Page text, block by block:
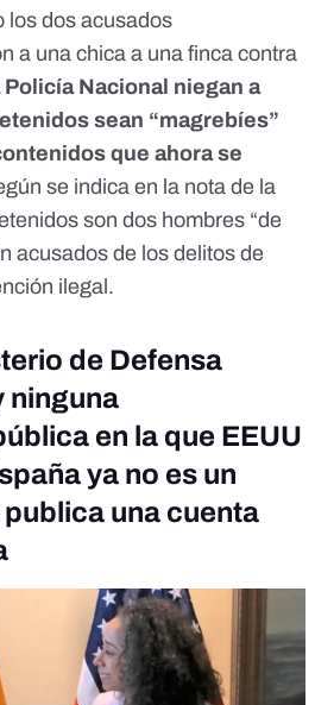
los dos acusados
a una chica a una finca contra
Policía Nacional niegan a
sean “magrebíes”
que ahora se
se indica en la nota de la
son dos hombres “de
acusados de los delitos de
ilegal.
de Defensa
ninguna
en la que EEUU
ya no es un
una cuenta